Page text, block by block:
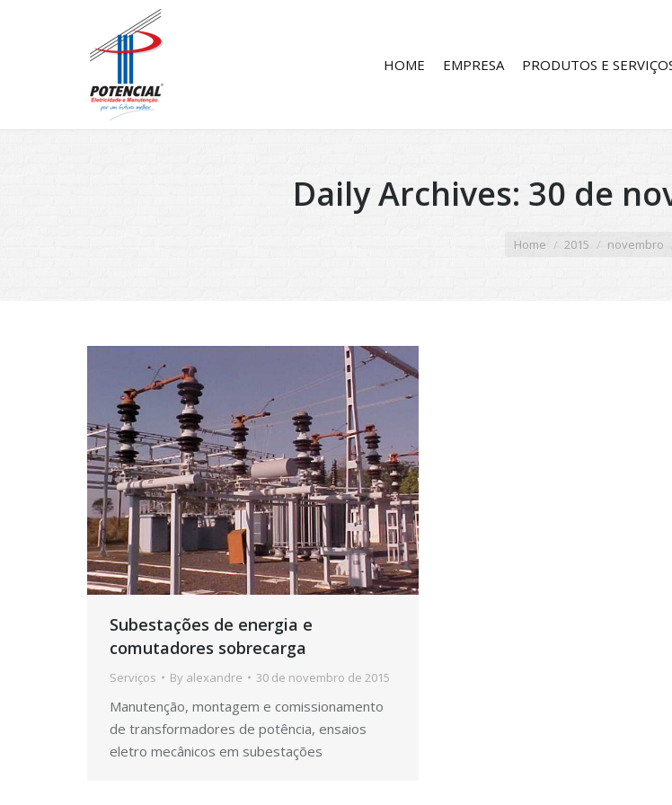
HOME EMPRESA PRODUTOS E
Daily Archives: 30 de
Home 2015 novembro
Subestações de energia e
comutadores sobrecarga
Serviços By alexandre 30 de novembro de 2015
Manutenção, montagem e comissionamento
de transformadores de potência, ensaios
eletro mecânicos em subestações